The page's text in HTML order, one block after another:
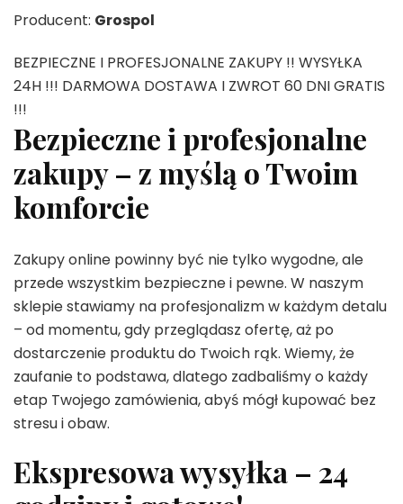
Producent: Grospol
BEZPIECZNE I PROFESJONALNE ZAKUPY !! WYSYŁKA
24H !!! DARMOWA DOSTAWA I ZWROT 60 DNI GRATIS
!!!
Bezpieczne i profesjonalne
zakupy – z myślą o Twoim
komforcie
Zakupy online powinny być nie tylko wygodne, ale
przede wszystkim bezpieczne i pewne. W naszym
sklepie stawiamy na profesjonalizm w każdym detalu
– od momentu, gdy przeglądasz ofertę, aż po
dostarczenie produktu do Twoich rąk. Wiemy, że
zaufanie to podstawa, dlatego zadbaliśmy o każdy
etap Twojego zamówienia, abyś mógł kupować bez
stresu i obaw.
Ekspresowa wysyłka – 24